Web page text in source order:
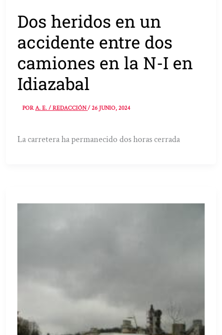
Dos heridos en un
accidente entre dos
camiones en la N-I en
Idiazabal
PORA. E. / REDACCIÓN/26 JUNIO, 2024
La carretera ha permanecido dos horas cerrada